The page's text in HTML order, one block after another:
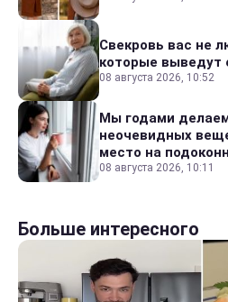
Свекровь вас не
которые выведут
08 августа 2026, 10:52
Мы годами
неочевидных
место на
08 августа 2026, 10:11
Больше интересного